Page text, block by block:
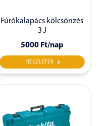
Fúrókalapács kölcsönzés
3 J
5000 Ft/nap
RÉSZLETEK